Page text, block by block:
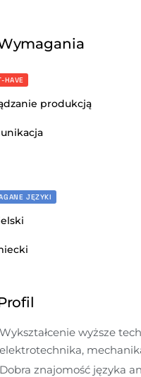
HAVE
produkcją
JĘZYKI
Wykształcenie wyższe
elektrotechnika,
Dobra znajomość języka